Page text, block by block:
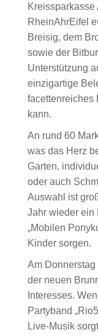
Kreissparkasse
RheinAhrEifel
Breisig, dem
sowie der
Unterstützung
einzigartige
facettenreiches
kann.
An rund 60
was das Herz
Garten,
oder auch
Auswahl ist
Jahr wieder ein
„Mobilen
Kinder sorgen.
Am Donnerstag
der neuen
Interesses.
Partyband
Live-Musik